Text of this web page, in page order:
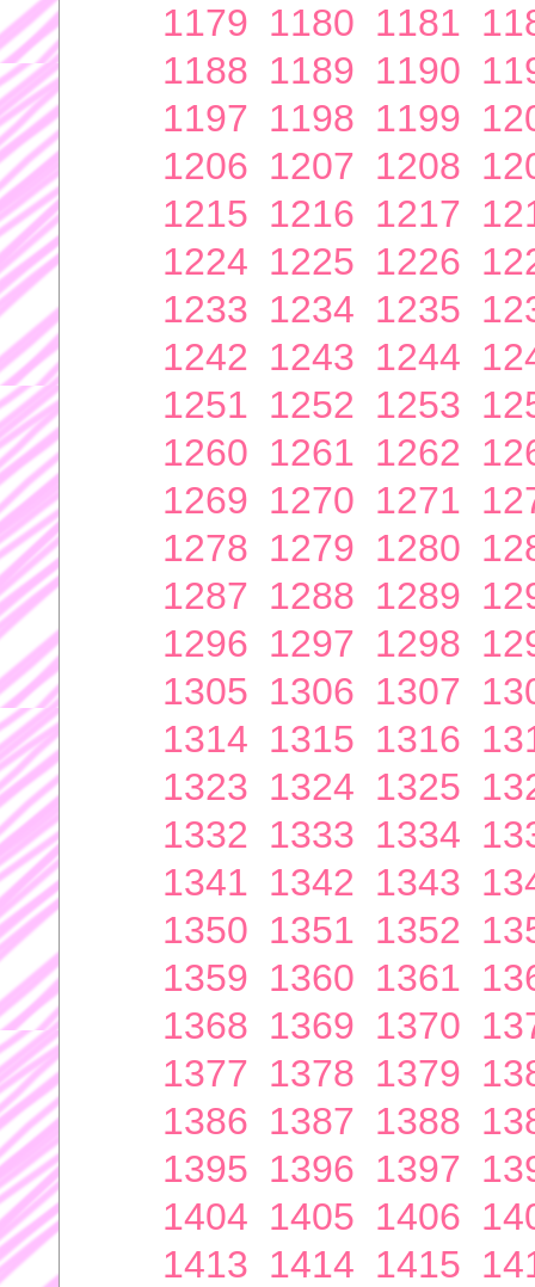
1179 1180 1181
1188 1189 1190
1197 1198 1199
1206 1207 1208
1215 1216 1217
1224 1225 1226
1233 1234 1235
1242 1243 1244
1251 1252 1253
1260 1261 1262
1269 1270 1271
1278 1279 1280
1287 1288 1289
1296 1297 1298
1305 1306 1307
1314 1315 1316
1323 1324 1325
1332 1333 1334
1341 1342 1343
1350 1351 1352
1359 1360 1361
1368 1369 1370
1377 1378 1379
1386 1387 1388
1395 1396 1397
1404 1405 1406
1413 1414 1415